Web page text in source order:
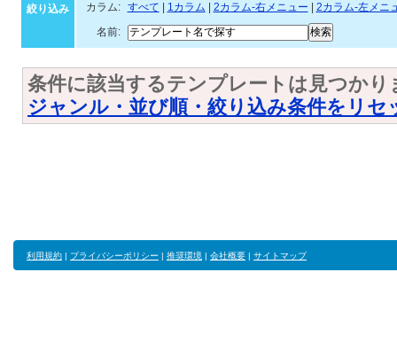
絞り込み
カラム:
すべて 1カラム 2カラム-右メニュー
2カラム-左メニ
名前:
条件に該当するテンプレートは見つかり
ジャンル・並び順・絞り込み条件をリセ
利用規約 | プライバシーポリシー | 推奨環境 | 会社概要 | サイトマップ